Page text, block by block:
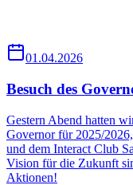
01.04.2026
Besuch des
Gestern Abend hatten
Governor für 2025/
und dem Interact Club
Vision für die Zukunft
Aktionen!